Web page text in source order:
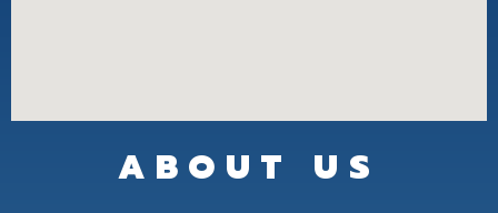
ABOUT US